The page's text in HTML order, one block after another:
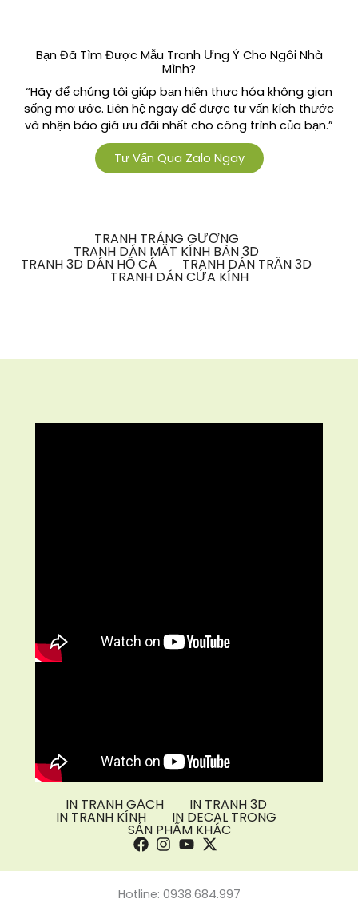
Bạn Đã Tìm Được Mẫu Tranh Ưng Ý Cho Ngôi Nhà
Mình?
“Hãy để chúng tôi giúp bạn hiện thực hóa không gian
sống mơ ước. Liên hệ ngay để được tư vấn kích thước
và nhận báo giá ưu đãi nhất cho công trình của bạn.”
Tư Vấn Qua Zalo Ngay
TRANH TRÁNG GƯƠNG
TRANH DÁN MẶT KÍNH BÀN 3D
TRANH 3D DÁN HỒ CÁ TRANH DÁN TRẦN 3D
TRANH DÁN CỬA KÍNH
IN TRANH GẠCH IN TRANH 3D
IN TRANH KÍNH IN DECAL TRONG
SẢN PHẨM KHÁC
Hotline: 0938.684.997